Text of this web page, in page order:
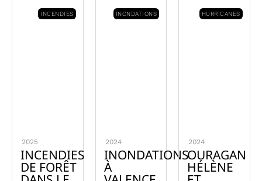
INCENDIES
2025
INCENDIES
DE FORÊT
INONDATIONS
2024
INONDATIONS
À
HURRICANES
2024
OURAGAN
HÉLÈNE